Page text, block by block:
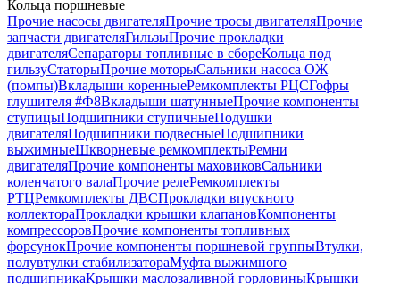
Кольца поршневые
Прочие насосы двигателяПрочие тросы двигателяПрочие
запчасти двигателяГильзыПрочие прокладки
двигателяСепараторы топливные в сбореКольца под
гильзуСтаторыПрочие моторыСальники насоса ОЖ
(помпы)Вкладыши коренныеРемкомплекты РЦСГофры
глушителя #Ф8Вкладыши шатунныеПрочие компоненты
ступицыПодшипники ступичныеПодушки
двигателяПодшипники подвесныеПодшипники
выжимныеШкворневые ремкомплектыРемни
двигателяПрочие компоненты маховиковСальники
коленчатого валаПрочие релеРемкомплекты
РТЦРемкомплекты ДВСПрокладки впускного
коллектораПрокладки крышки клапановКомпоненты
компрессоровПрочие компоненты топливных
форсунокПрочие компоненты поршневой группыВтулки,
полувтулки стабилизатораМуфта выжимного
подшипникаКрышки маслозаливной горловиныКрышки